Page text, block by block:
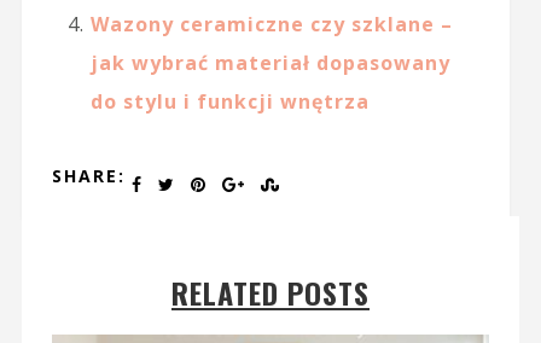
Wazony ceramiczne czy szklane –
jak wybrać materiał dopasowany
do stylu i funkcji wnętrza
SHARE:
RELATED POSTS